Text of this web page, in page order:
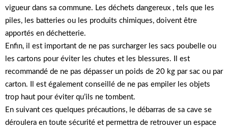
vigueur dans sa commune. Les déchets dangereux , tels que les
piles, les batteries ou les produits chimiques, doivent être
apportés en déchetterie.
Enfin, il est important de ne pas surcharger les sacs poubelle ou
les cartons pour éviter les chutes et les blessures. Il est
recommandé de ne pas dépasser un poids de 20 kg par sac ou par
carton. Il est également conseillé de ne pas empiler les objets
trop haut pour éviter qu’ils ne tombent.
En suivant ces quelques précautions, le débarras de sa cave se
déroulera en toute sécurité et permettra de retrouver un espace